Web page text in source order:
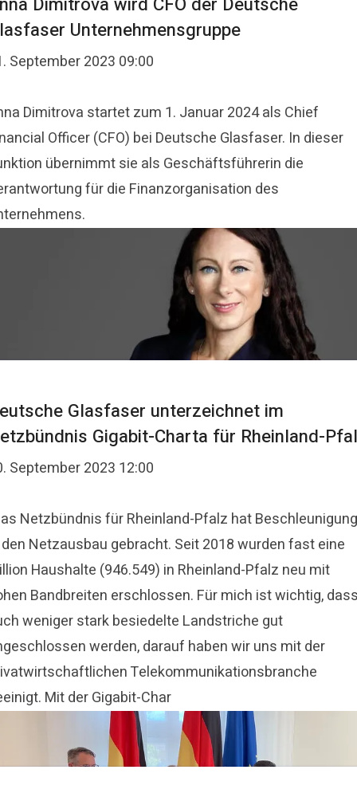
Unternehmensgruppe
September 2023 09:00
Dimitrova startet zum 1. Januar 2024 als Chief
Officer (CFO) bei Deutsche Glasfaser. In dieser
übernimmt sie als Geschäftsführerin die
für die Finanzorganisation des
Glasfaser unterzeichnet im
Gigabit-Charta für Rheinland-
September 2023 12:00
Netzbündnis für Rheinland-Pfalz hat Beschleunigung
Netzausbau gebracht. Seit 2018 wurden fast eine
Haushalte (946.549) in Rheinland-Pfalz neu mit
Bandbreiten erschlossen. Für mich ist wichtig,
weniger stark besiedelte Landstriche gut
werden, darauf haben wir uns mit der
Telekommunikationsbranche
Mit der Gigabit-Char